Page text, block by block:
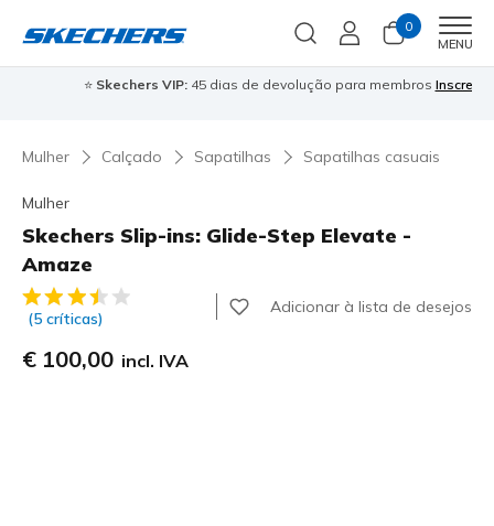
0
MENU
Skechers VIP:45 dias de devolução para membrosInscreve-te⭐
Mulher Calçado Sapatilhas Sapatilhas casuais
Mulher
Skechers Slip-ins: Glide-Step Elevate -
Amaze
3$9 de 5 – Classificação do cliente
(5 críticas)
Adicionar à lista de desejos
€ 100,00 incl. IVA